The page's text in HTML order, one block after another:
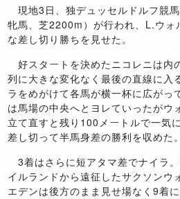
現地3日、独デュッセルドルフ競
牝馬、芝2200m）が行われ、L.ウォ
な差し切り勝ちを見せた。
好スタートを決めたニコレニは内
列に大きな変化なく最後の直線に入
ラをめがけて各馬が横一杯に広がっ
は馬場の中央へとヨレていったがウ
立て直すと残り100メートルで一気
差し切って半馬身差の勝利を収めた。
3着はさらに短アタマ差でナイラ
イルランドから遠征したサクソンウ
エデンは後方のまま見せ場なく9着に